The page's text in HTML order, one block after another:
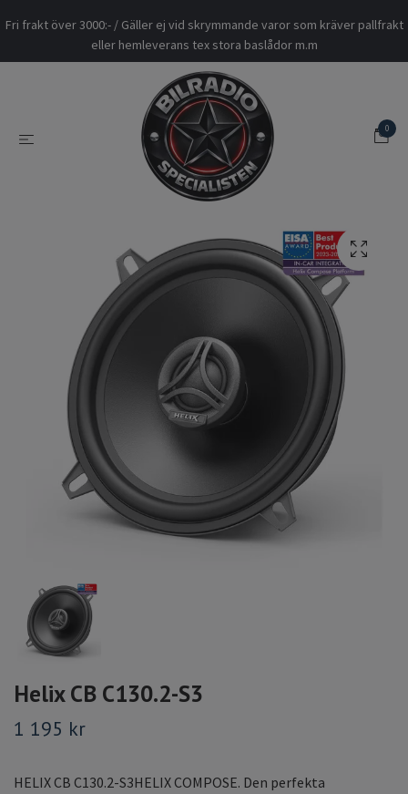
Fri frakt över 3000:- / Gäller ej vid skrymmande varor som kräver pallfrakt
eller hemleverans tex stora baslådor m.m
0
Helix CB C130.2-S3
1 195 kr
HELIX CB C130.2-S3HELIX COMPOSE. Den perfekta